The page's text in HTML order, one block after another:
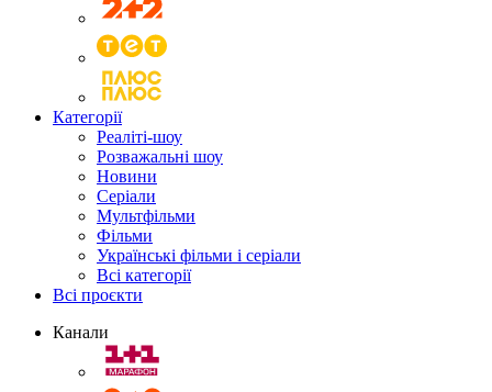
Категорії
Реаліті-шоу
Розважальні шоу
Новини
Серіали
Мультфільми
Фільми
Українські фільми і серіали
Всі категорії
Всі проєкти
Канали